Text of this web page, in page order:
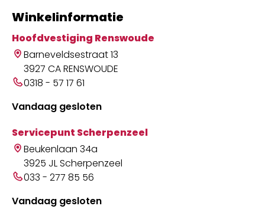
Winkelinformatie
Hoofdvestiging Renswoude
Barneveldsestraat 13
3927 CA RENSWOUDE
0318 - 57 17 61
Vandaag gesloten
Servicepunt Scherpenzeel
Beukenlaan 34a
3925 JL Scherpenzeel
033 - 277 85 56
Vandaag gesloten